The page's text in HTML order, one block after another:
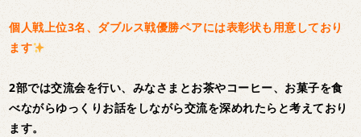
個人戦上位3名、ダブルス戦優勝ペアには表彰状も用意しており
ます
2部では交流会を行い、みなさまとお茶やコーヒー、お菓子を食
べながらゆっくりお話をしながら交流を深めれたらと考えており
ます。